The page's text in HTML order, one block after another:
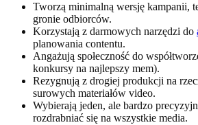
Tworzą minimalną wersję kampanii,
gronie odbiorców.
Korzystają z darmowych narzędzi do
planowania contentu.
Angażują społeczność do
konkursy na najlepszy mem).
Rezygnują z drogiej produkcji na
surowych materiałów video.
Wybierają jeden, ale bardzo
rozdrabniać się na wszystkie media.